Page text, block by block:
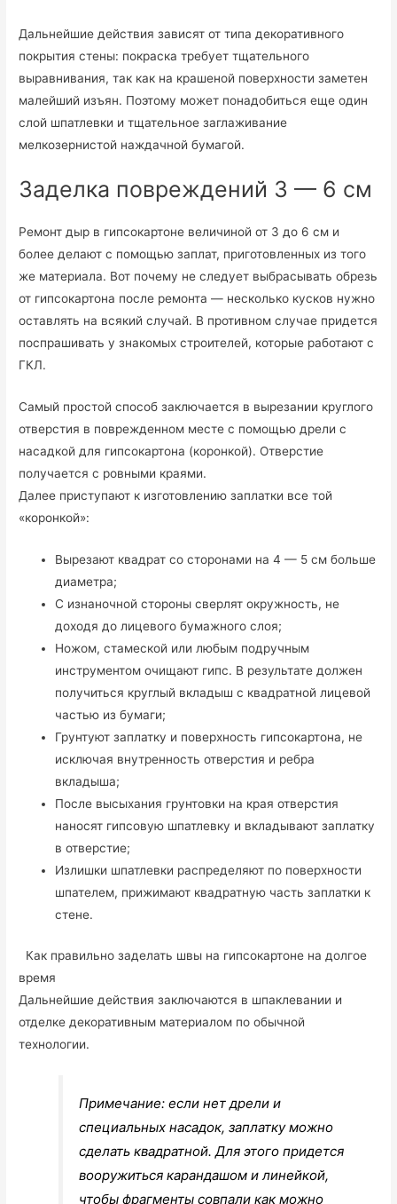
Дальнейшие действия зависят от типа декоративного
покрытия стены: покраска требует тщательного
выравнивания, так как на крашеной поверхности заметен
малейший изъян. Поэтому может понадобиться еще один
слой шпатлевки и тщательное заглаживание
мелкозернистой наждачной бумагой.
Заделка повреждений 3 — 6 см
Ремонт дыр в гипсокартоне величиной от 3 до 6 см и
более делают с помощью заплат, приготовленных из того
же материала. Вот почему не следует выбрасывать обрезь
от гипсокартона после ремонта — несколько кусков нужно
оставлять на всякий случай. В противном случае придется
поспрашивать у знакомых строителей, которые работают с
ГКЛ.
Самый простой способ заключается в вырезании круглого
отверстия в поврежденном месте с помощью дрели с
насадкой для гипсокартона (коронкой). Отверстие
получается с ровными краями.
Далее приступают к изготовлению заплатки все той
«коронкой»:
Вырезают квадрат со сторонами на 4 — 5 см больше
диаметра;
С изнаночной стороны сверлят окружность, не
доходя до лицевого бумажного слоя;
Ножом, стамеской или любым подручным
инструментом очищают гипс. В результате должен
получиться круглый вкладыш с квадратной лицевой
частью из бумаги;
Грунтуют заплатку и поверхность гипсокартона, не
исключая внутренность отверстия и ребра
вкладыша;
После высыхания грунтовки на края отверстия
наносят гипсовую шпатлевку и вкладывают заплатку
в отверстие;
Излишки шпатлевки распределяют по поверхности
шпателем, прижимают квадратную часть заплатки к
стене.
Как правильно заделать швы на гипсокартоне на долгое
время
Дальнейшие действия заключаются в шпаклевании и
отделке декоративным материалом по обычной
технологии.
Примечание: если нет дрели и
специальных насадок, заплатку можно
сделать квадратной. Для этого придется
вооружиться карандашом и линейкой,
чтобы фрагменты совпали как можно